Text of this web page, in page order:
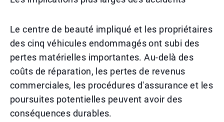
Le centre de beauté impliqué et les propriétaires
des cinq véhicules endommagés ont subi des
pertes matérielles importantes. Au-delà des
coûts de réparation, les pertes de revenus
commerciales, les procédures d'assurance et les
poursuites potentielles peuvent avoir des
conséquences durables.